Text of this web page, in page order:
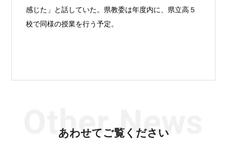
感じた」と話していた。県教委は年度内に、県立高５
校で同様の授業を行う予定。
あわせてご覧ください